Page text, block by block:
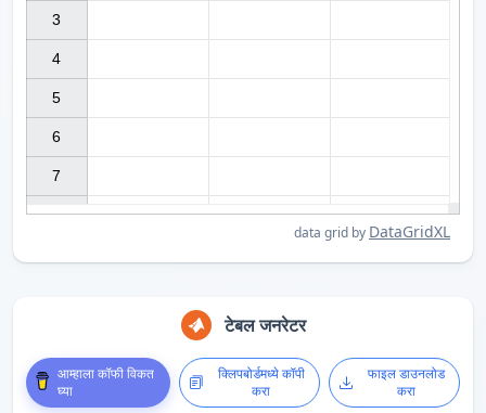
3
4
5
6
7
data grid by DataGridXL
टेबल जनरेटर
आम्हाला कॉफी विकत
घ्या
क्लिपबोर्डमध्ये कॉपी
करा
फाइल डाउनलोड
करा